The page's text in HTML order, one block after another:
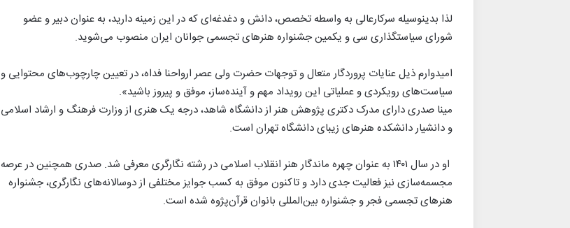
لذا بدین­وسیله سرکار­عالی به واسطه تخصص، دانش و دغدغه‌ای که در این زمینه دارید، به عنوان دبیر و عضو
شورای سیاست­گذاری سی ­و یکمین جشنواره هنرهای تجسمی جوانان ایران منصوب می‌شوید.
امیدوارم ذیل عنایات پروردگار متعال و توجهات حضرت ولی عصر ارواحنا فداه، در تعیین چارچوب‌های محتوایی و
سیاست‌های رویکردی و عملیاتی این رویداد مهم و آینده‌ساز، موفق و پیروز باشید».
مینا صدری دارای مدرک دکتری پژوهش هنر از دانشگاه شاهد، درجه یک هنری از وزارت فرهنگ و ارشاد اسلامی
و دانشیار دانشکده هنرهای زیبای دانشگاه تهران است.
او در سال ۱۴۰۱ به عنوان چهره‌ ماندگار هنر انقلاب اسلامی در رشته نگارگری معرفی شد. صدری همچنین در عرصه
مجسمه‌سازی نیز فعالیت جدی دارد و تاکنون موفق به کسب جوایز مختلفی از دوسالانه‌های نگارگری، جشنواره
هنرهای تجسمی فجر و جشنواره بین‌المللی بانوان قرآن‌پژوه شده است.